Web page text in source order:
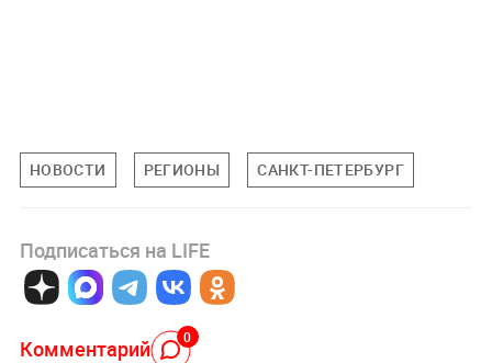
НОВОСТИ РЕГИОНЫ САНКТ-ПЕТЕРБУРГ
Подписаться на LIFE
Комментарий 0